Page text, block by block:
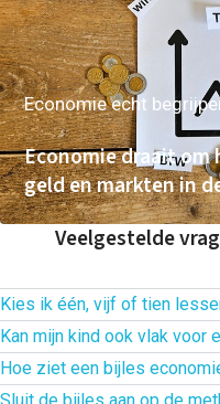
Economie echt
Economie draait om
geld en markten in
Veelgestelde
Kies ik één, vijf of tien
Eén les past bij een
specifieke toets. Vijf
Kan mijn kind ook vlak voor
Ja,zolang er plek
Hoe ziet een bijles
Sluit de bijles aan op de